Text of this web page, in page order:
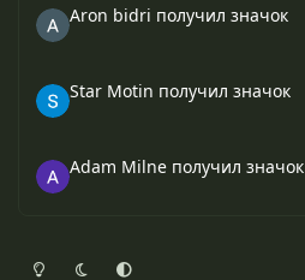
Aron bidri получил значок
Star Motin получил значок
Adam Milne получил значок
Светлый режим
Темный режим
Системные предпочтения